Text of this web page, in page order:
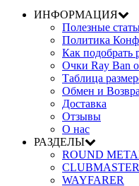
ИНФОРМАЦИЯ
Полезные
Политика
Как подобрать
Очки Ray Ban
Таблица
Обмен и
Доставка
Отзывы
О нас
РАЗДЕЛЫ
ROUND
CLUBMASTER
WAYFARER